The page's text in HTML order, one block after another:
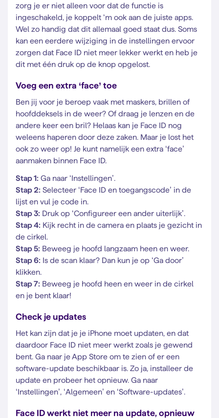
zorg je er niet alleen voor dat de functie is
ingeschakeld, je koppelt ‘m ook aan de juiste apps.
Wel zo handig dat dit allemaal goed staat dus. Soms
kan een eerdere wijziging in de instellingen ervoor
zorgen dat Face ID niet meer lekker werkt en heb je
dit met één druk op de knop opgelost.
Voeg een extra ‘face’ toe
Ben jij voor je beroep vaak met maskers, brillen of
hoofddeksels in de weer? Of draag je lenzen en de
andere keer een bril? Helaas kan je Face ID nog
weleens haperen door deze zaken. Maar je lost het
ook zo weer op! Je kunt namelijk een extra ‘face’
aanmaken binnen Face ID.
Stap 1: Ga naar ‘Instellingen’.
Stap 2: Selecteer ‘Face ID en toegangscode’ in de
lijst en vul je code in.
Stap 3: Druk op ‘Configureer een ander uiterlijk’.
Stap 4: Kijk recht in de camera en plaats je gezicht in
de cirkel.
Stap 5: Beweeg je hoofd langzaam heen en weer.
Stap 6: Is de scan klaar? Dan kun je op ‘Ga door’
klikken.
Stap 7: Beweeg je hoofd heen en weer in de cirkel
en je bent klaar!
Check je updates
Het kan zijn dat je je iPhone moet updaten, en dat
daardoor Face ID niet meer werkt zoals je gewend
bent. Ga naar je App Store om te zien of er een
software-update beschikbaar is. Zo ja, installeer de
update en probeer het opnieuw. Ga naar
‘Instellingen’, ‘Algemeen’ en ‘Software-updates’.
Face ID werkt niet meer na update, opnieuw